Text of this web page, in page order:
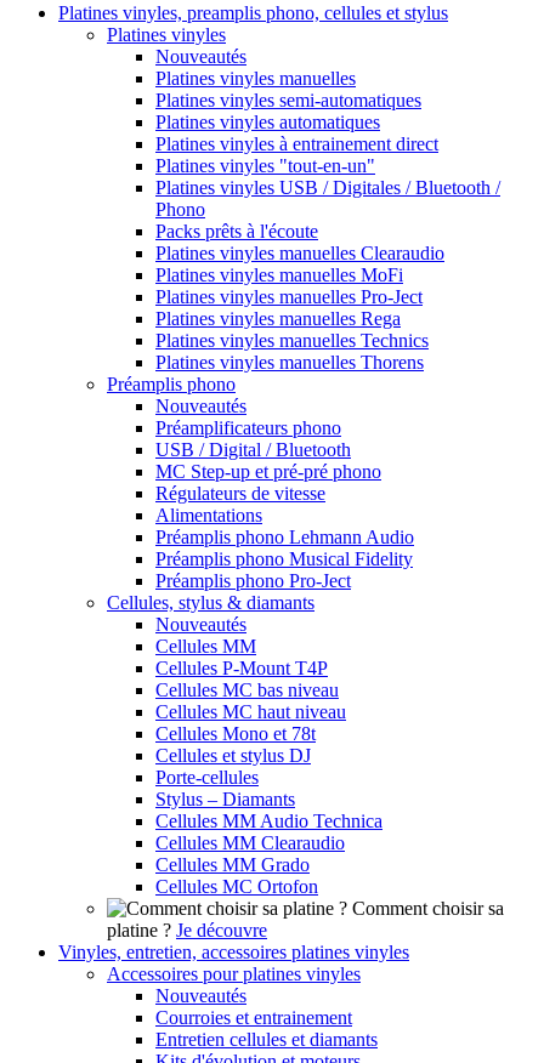
Platines vinyles, preamplis phono, cellules et stylus
Platines vinyles
Nouveautés
Platines vinyles manuelles
Platines vinyles semi-automatiques
Platines vinyles automatiques
Platines vinyles à entrainement direct
Platines vinyles "tout-en-un"
Platines vinyles USB / Digitales / Bluetooth /
Phono
Packs prêts à l'écoute
Platines vinyles manuelles Clearaudio
Platines vinyles manuelles MoFi
Platines vinyles manuelles Pro-Ject
Platines vinyles manuelles Rega
Platines vinyles manuelles Technics
Platines vinyles manuelles Thorens
Préamplis phono
Nouveautés
Préamplificateurs phono
USB / Digital / Bluetooth
MC Step-up et pré-pré phono
Régulateurs de vitesse
Alimentations
Préamplis phono Lehmann Audio
Préamplis phono Musical Fidelity
Préamplis phono Pro-Ject
Cellules, stylus & diamants
Nouveautés
Cellules MM
Cellules P-Mount T4P
Cellules MC bas niveau
Cellules MC haut niveau
Cellules Mono et 78t
Cellules et stylus DJ
Porte-cellules
Stylus – Diamants
Cellules MM Audio Technica
Cellules MM Clearaudio
Cellules MM Grado
Cellules MC Ortofon
Comment choisir sa
platine ? Je découvre
Vinyles, entretien, accessoires platines vinyles
Accessoires pour platines vinyles
Nouveautés
Courroies et entrainement
Entretien cellules et diamants